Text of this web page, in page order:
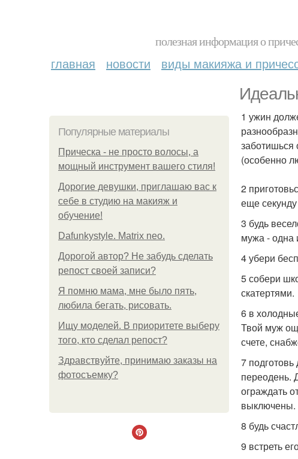
полезная информация о
главная новости виды макияжа и
Популярные материалы
Прическа - не просто волосы, а
мощный инструмент вашего стиля!
Дорогие девушки, приглашаю вас к
себе в студию на макияж и
обучение!
Dafunkystyle. Matrix neo.
Дорогой автор? Не забудь сделать
репост своей записи?
Я помню мама, мне было пять,
любила бегать, рисовать.
Ищу моделей. В приоритете выберу
того, кто сделал репост?
Здравствуйте, принимаю заказы на
фотосъемку?
1 ужин
заботишься
(особенно
2
еще
3 будь
мужа - одна
4 убери
5 собери
скатертями.
6 в
Твой муж
счете,
7
переодень.
ограждать
выключены.
8 будь
9 встреть